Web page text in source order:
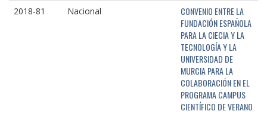
2018-81 Nacional
CONVENIO ENTRE LA
FUNDACIÓN ESPAÑOLA
PARA LA CIECIA Y LA
TECNOLOGÍA Y LA
UNIVERSIDAD DE
MURCIA PARA LA
COLABORACIÓN EN EL
PROGRAMA CAMPUS
CIENTÍFICO DE VERANO